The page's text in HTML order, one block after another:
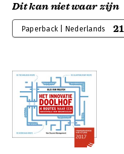
Dit kan niet waar zijn
Paperback | Nederlands